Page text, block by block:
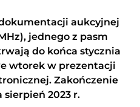
aukcyjnej
jednego z pasm
do końca stycznia
wtorek w prezentacji
Zakończenie
2023 r.